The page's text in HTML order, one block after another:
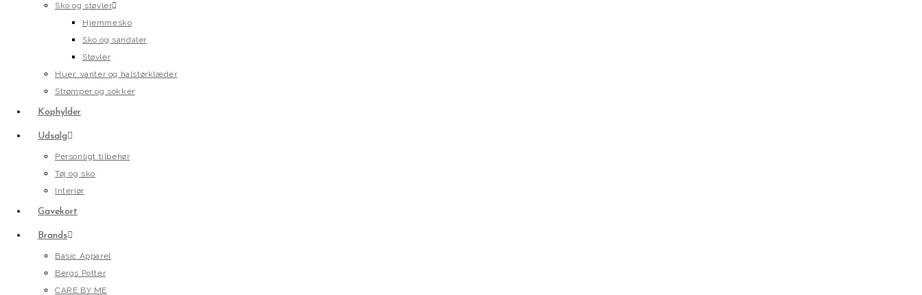
Sko og støvler
Hjemmesko
Sko og sandaler
Støvler
Huer, vanter og halstørklæder
Strømper og sokker
Kophylder
Udsalg
Personligt tilbehør
Tøj og sko
Interiør
Gavekort
Brands
Basic Apparel
Bergs Potter
CARE BY ME